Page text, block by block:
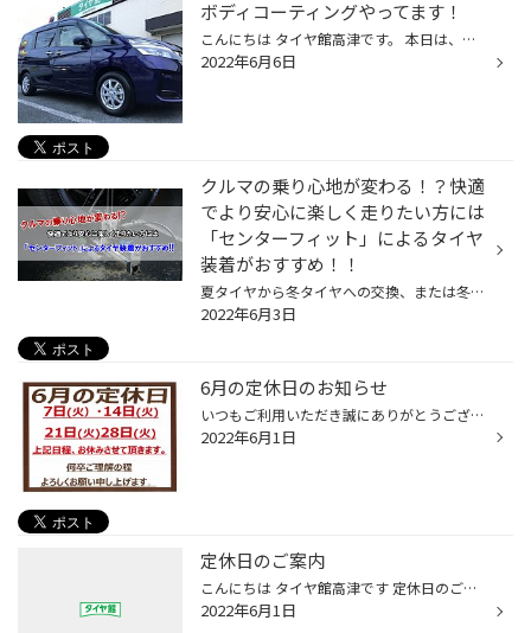
ボディコーティングやってます！
こんにちは タイヤ館高津です。 本日は、ボディコーティングのご案内です。 今回はスズキのランディのボディコーティング施工となります。 こちらの画像は、洗車のみの画像です。 ボディ表面に、水垢があります。 雨しずくが固まった後になり、艶感をなくします。 ある程度の磨きを終えた画像です。...
2022年6月6日
クルマの乗り心地が変わる！？快適
でより安心に楽しく走りたい方には
「センターフィット」によるタイヤ
装着がおすすめ！！
夏タイヤから冬タイヤへの交換、または冬タイヤから夏タイヤへの交換、タイヤローテーションなどなど。おクルマのタイヤ交換が必要な場面は何度かありますよね。 そういったタイヤ交換を行う際、当店のようなタイヤ専門店に作業をお願いする場合と、ご自身で交換作業を行うふたつのケースが考えられ...
2022年6月3日
6月の定休日のお知らせ
いつもご利用いただき誠にありがとうございます。 定休日のご案内です。 尚、近隣店舗は営業しております。 タイヤ館都筑インター店 タイヤ館246さぎぬま店 を合わせてご利用下さい。 ご不便をおかけしますが、よろしくお願い致します。
2022年6月1日
定休日のご案内
こんにちは タイヤ館高津です 定休日のご案内です。 毎週火曜日が定休日となります。 ご不便をおかけいたしますが、よろしくお願いします。
2022年6月1日